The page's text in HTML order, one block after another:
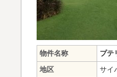
物件名称
プテ
地区
サイ